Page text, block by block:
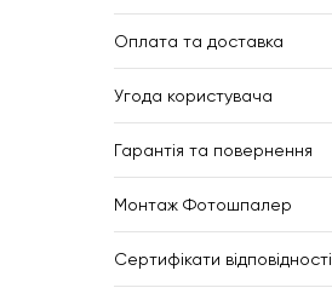
Оплата та доставка
Угода користувача
Гарантія та повернення
Монтаж Фотошпалер
Сертифікати відповідності